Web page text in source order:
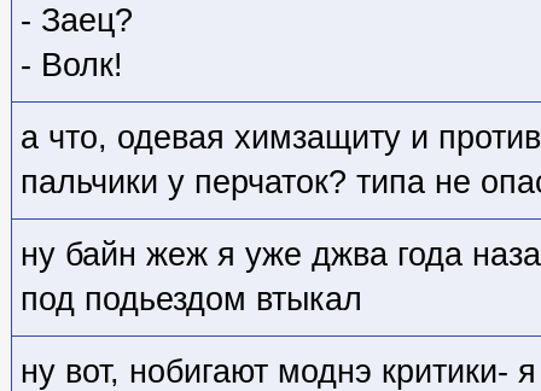
- Заец?
- Волк!
а что, одевая химзащиту и
пальчики у перчаток? типа не
ну байн жеж я уже джва года
под подьездом втыкал
ну вот, нобигают моднэ критики-